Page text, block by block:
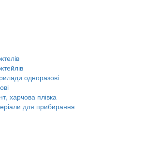
одноразові
харчова плівка
для прибирання